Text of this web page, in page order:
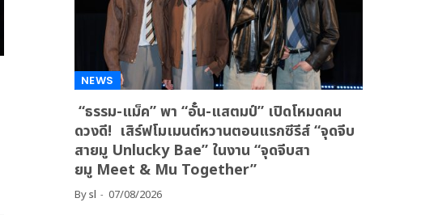
NEWS
“ธรรม-แม็ค” พา “อั๋น-แสตมป์” เปิดโหมดคน
ดวงดี! เสิร์ฟโมเมนต์หวานตอนแรกซีรีส์ “จุดจีบ
สายมู Unlucky Bae” ในงาน “จุดจีบสา
ยมู Meet & Mu Together”
Bysl 07/08/2026